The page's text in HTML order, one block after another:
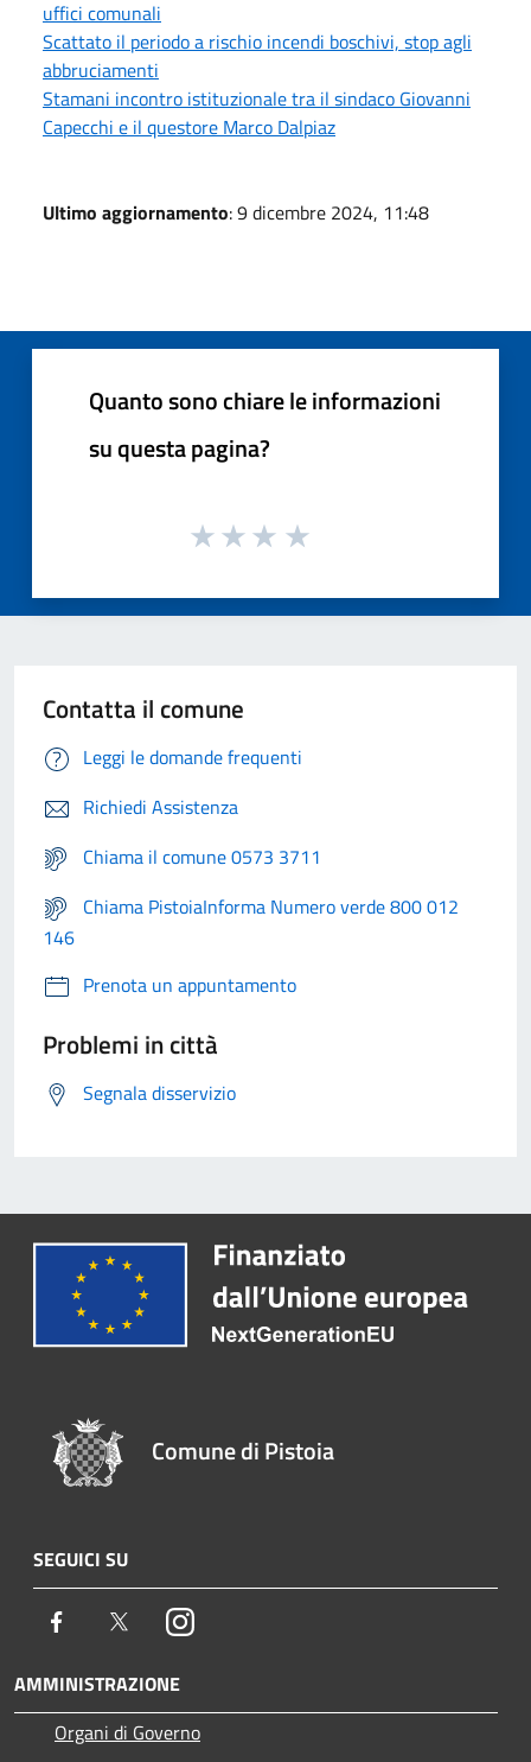
uffici comunali
Scattato il periodo a rischio incendi boschivi, stop agli
abbruciamenti
Stamani incontro istituzionale tra il sindaco Giovanni
Capecchi e il questore Marco Dalpiaz
Ultimo aggiornamento: 9 dicembre 2024, 11:48
Quanto sono chiare le informazioni
su questa pagina?
Contatta il comune
Leggi le domande frequenti
Richiedi Assistenza
Chiama il comune 0573 3711
Chiama PistoiaInforma Numero verde 800 012
146
Prenota un appuntamento
Problemi in città
Segnala disservizio
Comune di Pistoia
SEGUICI SU
Facebook TwitterInstagram
AMMINISTRAZIONE
Organi di Governo